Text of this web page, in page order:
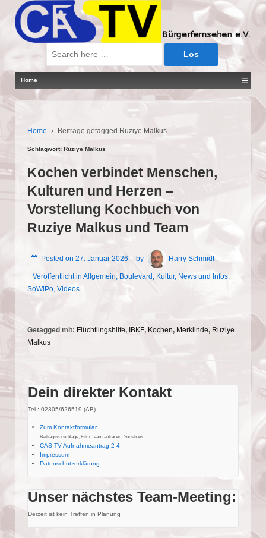
nach:
Home ≡
Home › Beiträge getagged Ruziye Malkus
Schlagwort: Ruziye Malkus
Kochen verbindet Menschen,
Kulturen und Herzen –
Vorstellung Kochbuch von
Ruziye Malkus und Team
Posted on 27. Januar 2026 by Harry Schmidt
Veröffentlicht in Allgemein, Boulevard, Kultur, News und Infos,
SoWiPo, Videos
Getagged mit: Flüchtlingshilfe, IBKF, Kochen, Merklinde, Ruziye
Malkus
Dein direkter Kontakt
Tel.: 02305/626519 (AB)
Zum Kontaktformular
Beitragsvorschläge, Film Team anfragen, Sonstiges
CAS-TV Aufnahmeantrag 2-4
Impressum
Datenschutzerklärung
Unser nächstes Team-Meeting:
Derzeit ist kein Treffen in Planung